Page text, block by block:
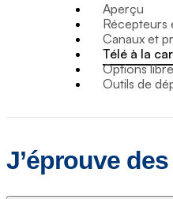
grandes
Plus
de
100
employés
Aperçu
Récepteurs
Canaux et
Télé à la
Options
Outils de
J’éprouve